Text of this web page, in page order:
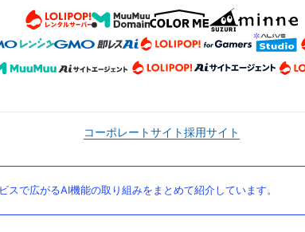
コーポレートサイト採用サイト
で広がるAI機能の取り組みをまとめて紹介しています。